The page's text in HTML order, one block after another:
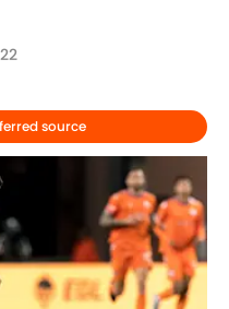
source